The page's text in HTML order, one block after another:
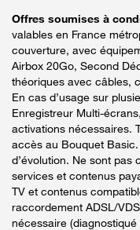
Offres soumises à
valables en France
couverture, avec
Airbox 20Go, Second
théoriques avec câbles,
En cas d’usage sur
Enregistreur Multi-
activations nécessaires.
accès au Bouquet
d’évolution. Ne sont pas
services et contenus
TV et contenus
raccordement ADSL/
nécessaire